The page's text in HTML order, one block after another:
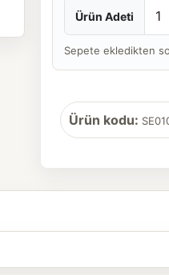
Ürün Adeti
Sepete ekledikten
Ürün kodu: